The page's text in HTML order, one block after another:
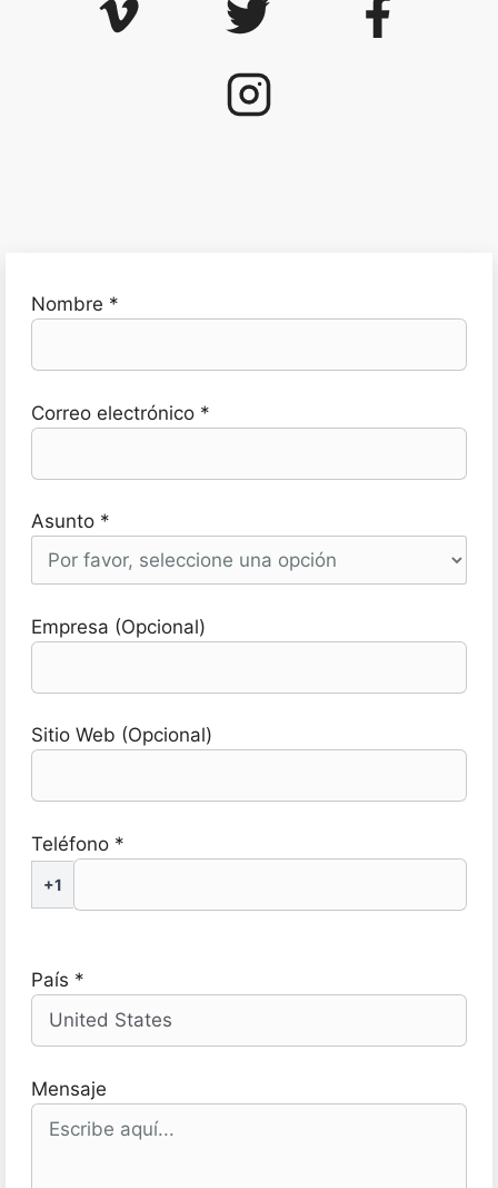
Nombre *
Correo electrónico *
Asunto *
Empresa (Opcional)
Sitio Web (Opcional)
Teléfono *
+1
País *
Mensaje